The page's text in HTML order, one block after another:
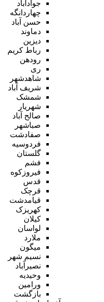
جوادآباد
چهاردانگه
حسن آباد
دماوند
دیزین
رباط کریم
رودهن
ری
شاهدشهر
شریف آباد
شمشک
شهریار
صالح آباد
صباشهر
صفادشت
فردوسیه
گلستان
فشم
فیروزکوه
قدس
قرچک
قیامدشت
کهریزک
کیلان
لواسان
ملارد
میگون
نسیم شهر
نصیرآباد
وحیدیه
ورامین
بازگشت